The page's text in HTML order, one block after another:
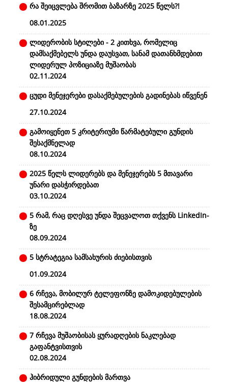
რა შეიცვლება შრომით ბაზარზე 2025 წელს?!
08.01.2025
ლიდერობის სტილები - 2 კითხვა, რომელიც
დამსაქმებელს უნდა დაუსვათ, სანამ დათანხმდებით
ლიდერულ პოზიციაზე მუშაობას
02.11.2024
ცუდი მენეჯერები დასაქმებულების გადინებას იწვენენ
27.10.2024
გამოიყენეთ 5 კრიტერიუმი წარმატებული გუნდის
შესაქმნელად
08.10.2024
2025 წელს ლიდერებს და მენეჯერებს 5 მთავარი
უნარი დასჭირდებათ
03.10.2024
5 რამ, რაც დღესვე უნდა შეცვალოთ თქვენს LinkedIn-
ზე
08.09.2024
5 სტრატეგია სამსახურის ძიებისთვის
01.09.2024
6 რჩევა, მობილურ ტელეფონზე დამოკიდებულების
შესამცირებლად
18.08.2024
7 რჩევა მუშაობისას ყურადღების ნაკლებად
გაფანტვისთვის
02.08.2024
ჰიბრიდული გუნდების მართვა